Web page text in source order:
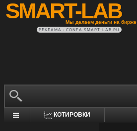
SMART-LAB
Мы делаем деньги на бирже
РЕКЛАМА • CONFA.SMART-LAB.RU
КОТИРОВКИ